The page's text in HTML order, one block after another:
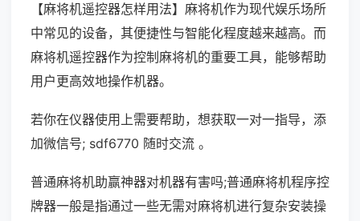
【麻将机遥控器怎样用法】麻将机作为现代娱乐场所
中常见的设备，其便捷性与智能化程度越来越高。而
麻将机遥控器作为控制麻将机的重要工具，能够帮助
用户更高效地操作机器。
若你在仪器使用上需要帮助，想获取一对一指导，添
加微信号; sdf6770 随时交流 。
普通麻将机助赢神器对机器有害吗;普通麻将机程序控
牌器一般是指通过一些无需对麻将机进行复杂安装操